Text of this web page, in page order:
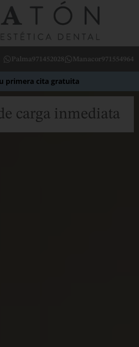
Palma971452028 Manacor971554964
primera cita gratuita
carga inmediata